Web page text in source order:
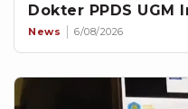
Dokter PPDS
News 6/08/2026